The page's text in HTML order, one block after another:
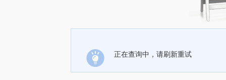
正在查询中，请刷新重试